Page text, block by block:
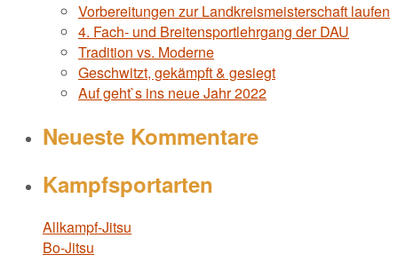
Vorbereitungen zur Landkreismeisterschaft laufen
4. Fach- und Breitensportlehrgang der DAU
Tradition vs. Moderne
Geschwitzt, gekämpft & gesiegt
Auf geht`s ins neue Jahr 2022
Neueste Kommentare
Kampfsportarten
Allkampf-Jitsu
Bo-Jitsu